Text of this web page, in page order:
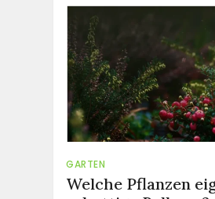
GARTEN
Welche Pflanzen